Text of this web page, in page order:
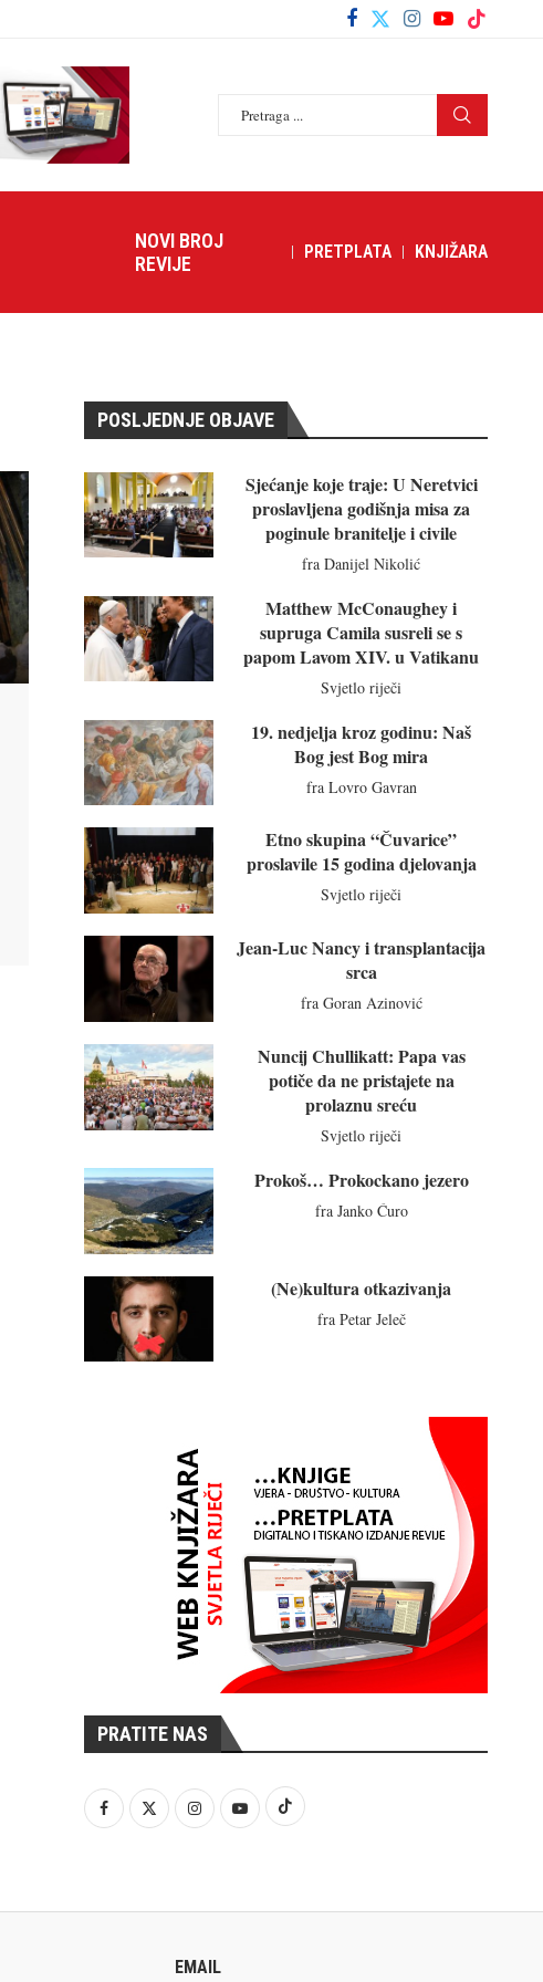
NOVI BROJ
REVIJE
PRETPLATA KNJIŽARA
POSLJEDNJE OBJAVE
Sjećanje koje traje: U Neretvici
proslavljena godišnja misa za
poginule branitelje i civile
fra Danijel Nikolić
Matthew McConaughey i
supruga Camila susreli se s
papom Lavom XIV. u Vatikanu
Svjetlo riječi
19. nedjelja kroz godinu: Naš
Bog jest Bog mira
fra Lovro Gavran
Etno skupina “Čuvarice”
proslavile 15 godina djelovanja
Svjetlo riječi
Jean-Luc Nancy i transplantacija
srca
fra Goran Azinović
Nuncij Chullikatt: Papa vas
potiče da ne pristajete na
prolaznu sreću
Svjetlo riječi
Prokoš… Prokockano jezero
fra Janko Ćuro
(Ne)kultura otkazivanja
fra Petar Jeleč
PRATITE NAS
EMAIL